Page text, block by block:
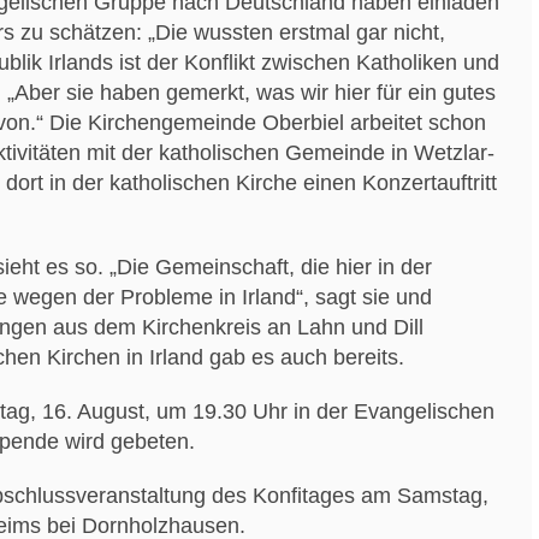
zu schätzen: „Die wussten erstmal gar nicht,
Irlands ist der Konflikt zwischen Katholiken und
sie haben gemerkt, was wir hier für ein gutes
Die Kirchengemeinde Oberbiel arbeitet schon
mit der katholischen Gemeinde in Wetzlar-
in der katholischen Kirche einen Konzertauftritt
es so. „Die Gemeinschaft, die hier in der
der Probleme in Irland“, sagt sie und
aus dem Kirchenkreis an Lahn und Dill
Kirchen in Irland gab es auch bereits.
16. August, um 19.30 Uhr in der Evangelischen
wird gebeten.
des Konfitages am Samstag,
bei Dornholzhausen.